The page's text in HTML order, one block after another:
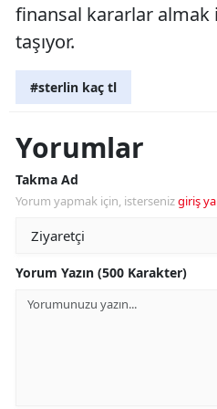
finansal kararlar almak
taşıyor.
#sterlin kaç tl
Yorumlar
Takma Ad
Yorum yapmak için, istersenizgiriş
Yorum Yazın (500 Karakter)